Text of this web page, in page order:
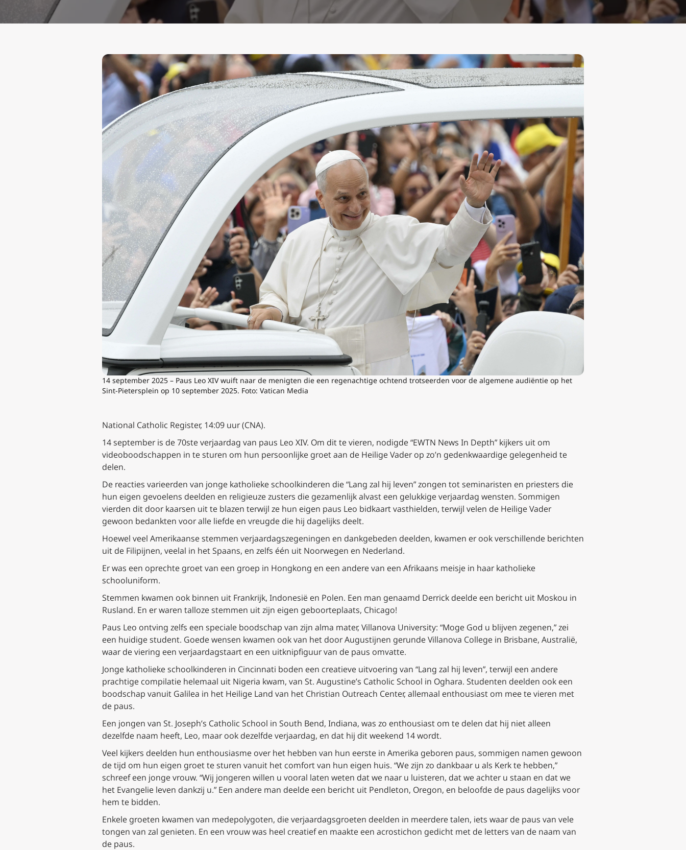
14 september 2025 – Paus Leo XIV wuift naar de menigten die een regenachtige ochtend trotseerden voor de algemene audiëntie op het
Sint-Pietersplein op 10 september 2025. Foto: Vatican Media
National Catholic Register, 14:09 uur (CNA).
14 september is de 70ste verjaardag van paus Leo XIV. Om dit te vieren, nodigde “EWTN News In Depth” kijkers uit om
videoboodschappen in te sturen om hun persoonlijke groet aan de Heilige Vader op zo’n gedenkwaardige gelegenheid te
delen.
De reacties varieerden van jonge katholieke schoolkinderen die “Lang zal hij leven” zongen tot seminaristen en priesters die
hun eigen gevoelens deelden en religieuze zusters die gezamenlijk alvast een gelukkige verjaardag wensten. Sommigen
vierden dit door kaarsen uit te blazen terwijl ze hun eigen paus Leo bidkaart vasthielden, terwijl velen de Heilige Vader
gewoon bedankten voor alle liefde en vreugde die hij dagelijks deelt.
Hoewel veel Amerikaanse stemmen verjaardagszegeningen en dankgebeden deelden, kwamen er ook verschillende berichten
uit de Filipijnen, veelal in het Spaans, en zelfs één uit Noorwegen en Nederland.
Er was een oprechte groet van een groep in Hongkong en een andere van een Afrikaans meisje in haar katholieke
schooluniform.
Stemmen kwamen ook binnen uit Frankrijk, Indonesië en Polen. Een man genaamd Derrick deelde een bericht uit Moskou in
Rusland. En er waren talloze stemmen uit zijn eigen geboorteplaats, Chicago!
Paus Leo ontving zelfs een speciale boodschap van zijn alma mater, Villanova University: “Moge God u blijven zegenen,” zei
een huidige student. Goede wensen kwamen ook van het door Augustijnen gerunde Villanova College in Brisbane, Australië,
waar de viering een verjaardagstaart en een uitknipfiguur van de paus omvatte.
Jonge katholieke schoolkinderen in Cincinnati boden een creatieve uitvoering van “Lang zal hij leven”, terwijl een andere
prachtige compilatie helemaal uit Nigeria kwam, van St. Augustine’s Catholic School in Oghara. Studenten deelden ook een
boodschap vanuit Galilea in het Heilige Land van het Christian Outreach Center, allemaal enthousiast om mee te vieren met
de paus.
Een jongen van St. Joseph’s Catholic School in South Bend, Indiana, was zo enthousiast om te delen dat hij niet alleen
dezelfde naam heeft, Leo, maar ook dezelfde verjaardag, en dat hij dit weekend 14 wordt.
Veel kijkers deelden hun enthousiasme over het hebben van hun eerste in Amerika geboren paus, sommigen namen gewoon
de tijd om hun eigen groet te sturen vanuit het comfort van hun eigen huis. “We zijn zo dankbaar u als Kerk te hebben,”
schreef een jonge vrouw. “Wij jongeren willen u vooral laten weten dat we naar u luisteren, dat we achter u staan en dat we
het Evangelie leven dankzij u.” Een andere man deelde een bericht uit Pendleton, Oregon, en beloofde de paus dagelijks voor
hem te bidden.
Enkele groeten kwamen van medepolygoten, die verjaardagsgroeten deelden in meerdere talen, iets waar de paus van vele
tongen van zal genieten. En een vrouw was heel creatief en maakte een acrostichon gedicht met de letters van de naam van
de paus.